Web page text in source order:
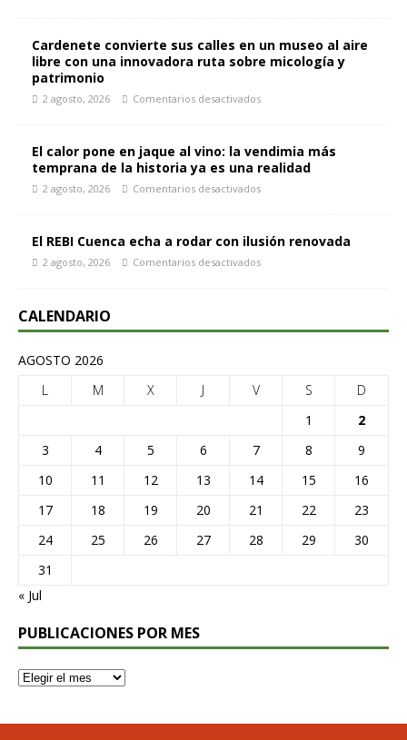
Cardenete convierte sus calles en un museo al aire
libre con una innovadora ruta sobre micología y
patrimonio
2 agosto, 2026 Comentarios desactivados
El calor pone en jaque al vino: la vendimia más
temprana de la historia ya es una realidad
2 agosto, 2026 Comentarios desactivados
El REBI Cuenca echa a rodar con ilusión renovada
2 agosto, 2026 Comentarios desactivados
CALENDARIO
AGOSTO 2026
L
M X J V S
D
1
2
3
4 5 6 7 8
9
10
11 12 13 14 15
16
17
18 19 20 21 22
23
24
25 26 27 28 29
30
31
« Jul
PUBLICACIONES POR MES